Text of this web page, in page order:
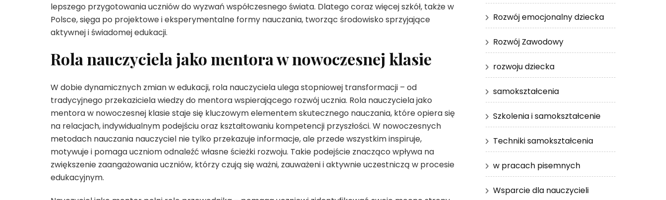
lepszego przygotowania uczniów do wyzwań współczesnego świata. Dlatego coraz więcej szkół, także w
Polsce, sięga po projektowe i eksperymentalne formy nauczania, tworząc środowisko sprzyjające
aktywnej i świadomej edukacji.
Rola nauczyciela jako mentora w nowoczesnej klasie
W dobie dynamicznych zmian w edukacji, rola nauczyciela ulega stopniowej transformacji – od
tradycyjnego przekaziciela wiedzy do mentora wspierającego rozwój ucznia. Rola nauczyciela jako
mentora w nowoczesnej klasie staje się kluczowym elementem skutecznego nauczania, które opiera się
na relacjach, indywidualnym podejściu oraz kształtowaniu kompetencji przyszłości. W nowoczesnych
metodach nauczania nauczyciel nie tylko przekazuje informacje, ale przede wszystkim inspiruje,
motywuje i pomaga uczniom odnaleźć własne ścieżki rozwoju. Takie podejście znacząco wpływa na
zwiększenie zaangażowania uczniów, którzy czują się ważni, zauważeni i aktywnie uczestniczą w procesie
edukacyjnym.
Rozwój emocjonalny dziecka
Rozwój Zawodowy
rozwoju dziecka
samokształcenia
Szkolenia i samokształcenie
Techniki samokształcenia
w pracach pisemnych
Wsparcie dla nauczycieli